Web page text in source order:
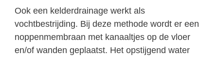
Ook een kelderdrainage werkt als
vochtbestrijding. Bij deze methode wordt er een
noppenmembraan met kanaaltjes op de vloer
en/of wanden geplaatst. Het opstijgend water